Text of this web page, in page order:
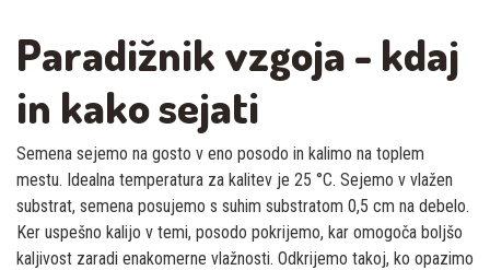
Paradižnik vzgoja - kdaj
in kako sejati
Semena sejemo na gosto v eno posodo in kalimo na toplem
mestu. Idealna temperatura za kalitev je 25 °C. Sejemo v vlažen
substrat, semena posujemo s suhim substratom 0,5 cm na debelo.
Ker uspešno kalijo v temi, posodo pokrijemo, kar omogoča boljšo
kaljivost zaradi enakomerne vlažnosti. Odkrijemo takoj, ko opazimo